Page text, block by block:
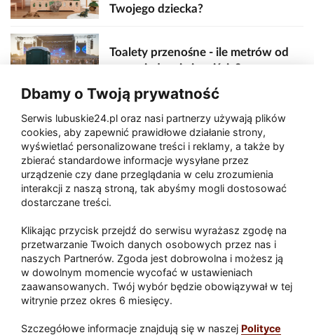
Twojego dziecka?
Toalety przenośne - ile metrów od
sceny, jedzenia i wejścia?
Zaatakował seniora na "kwadracie"
Akcja po pożarze w Gorzowie.
Ruszyła rozbiórka ściany spalonej
Paliwa
Raport Dodaj raport
Sport
Dbamy o Twoją prywatność
Serwis lubuskie24.pl oraz nasi partnerzy używają plików
cookies, aby zapewnić prawidłowe działanie strony,
wyświetlać personalizowane treści i reklamy, a także by
zbierać standardowe informacje wysyłane przez
urządzenie czy dane przeglądania w celu zrozumienia
interakcji z naszą stroną, tak abyśmy mogli dostosować
dostarczane treści.
Klikając przycisk przejdź do serwisu wyrażasz zgodę na
przetwarzanie Twoich danych osobowych przez nas i
naszych Partnerów. Zgoda jest dobrowolna i możesz ją
w dowolnym momencie wycofać w ustawieniach
zaawansowanych. Twój wybór będzie obowiązywał w tej
witrynie przez okres 6 miesięcy.
Szczegółowe informacje znajdują się w naszej Polityce